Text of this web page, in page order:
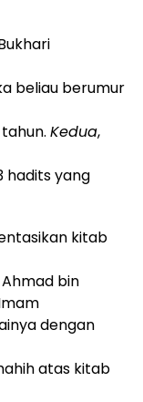
beliau berumur
Kedua,
hadits yang
kitab
bin
dengan
atas kitab